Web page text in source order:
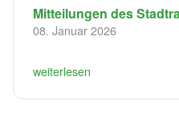
Mitteilungen des
08. Januar 2026
weiterlesen